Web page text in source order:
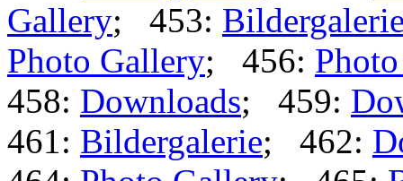
Gallery; 453:
Photo Gallery; 456:
458: Downloads; 459:
461: Bildergalerie; 462: